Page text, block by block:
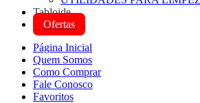
Tabloide
Ofertas
Página Inicial
Quem Somos
Como Comprar
Fale Conosco
Favoritos